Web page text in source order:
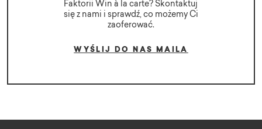
Faktorii Win à la carte? Skontaktuj
się z nami i sprawdź, co możemy Ci
zaoferować.
WYŚLIJ DO NAS MAILA